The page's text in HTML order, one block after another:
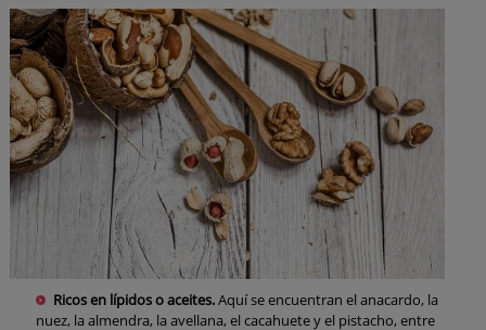
Ricos en lípidos o aceites.Aquí se encuentran el anacardo, la
nuez, la almendra, la avellana, el cacahuete y el pistacho, entre